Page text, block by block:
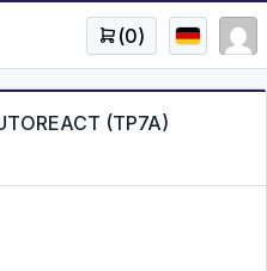
(0)
(TP7A)